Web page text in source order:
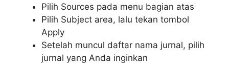
Pilih Sources pada menu bagian atas
Pilih Subject area, lalu tekan tombol
Apply
Setelah muncul daftar nama jurnal, pilih
jurnal yang Anda inginkan